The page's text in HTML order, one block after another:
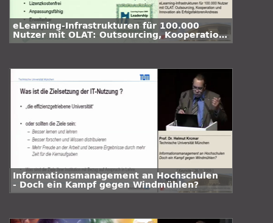
eLearning-Infrastrukturen für 100.000
Nutzer mit OLAT: Outsourcing, Kooperation
und Innovation als Erfolgsfaktoren
Informationsmanagement an Hochschulen
- Doch ein Kampf gegen Windmühlen?